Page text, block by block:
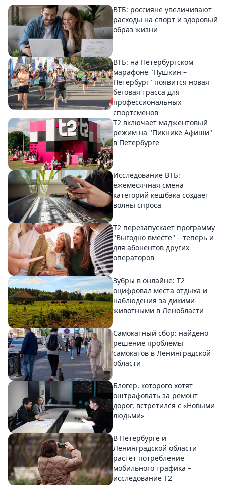
ВТБ: россияне увеличивают
расходы на спорт и здоровый
образ жизни
ВТБ: на Петербургском
марафоне "Пушкин –
Петербург" появится новая
беговая трасса для
профессиональных
спортсменов
Т2 включает маджентовый
режим на "Пикнике Афиши"
в Петербурге
Исследование ВТБ:
ежемесячная смена
категорий кешбэка создает
волны спроса
Т2 перезапускает программу
"Выгодно вместе" – теперь и
для абонентов других
операторов
Зубры в онлайне: Т2
оцифровал места отдыха и
наблюдения за дикими
животными в Ленобласти
Самокатный сбор: найдено
решение проблемы
самокатов в Ленинградской
области
Блогер, которого хотят
оштрафовать за ремонт
дорог, встретился с «Новыми
людьми»
В Петербурге и
Ленинградской области
растет потребление
мобильного трафика –
исследование T2